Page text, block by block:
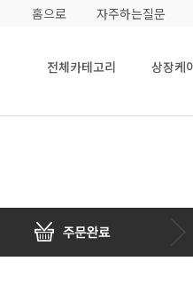
홈으로 자주하는질문
전체카테고리 상장케